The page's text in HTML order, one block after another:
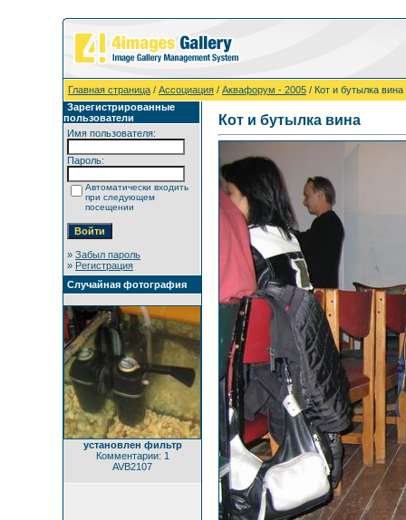
Главная страница / Ассоциация / Аквафорум - 2005 / Кот и бутылка вина
Зарегистрированные
пользователи
Имя пользователя:
Пароль:
Автоматически входить
при следующем
посещении
» Забыл пароль
» Регистрация
Случайная фотография
установлен фильтр
Комментарии: 1
AVB2107
Кот и бутылка вина